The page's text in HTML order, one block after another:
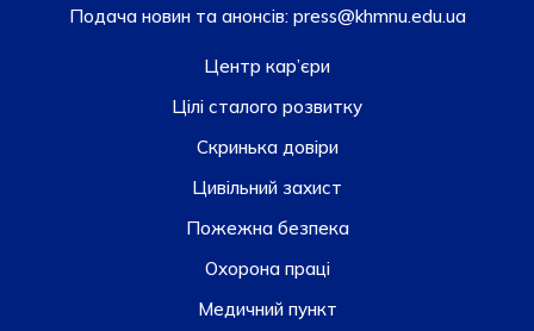
Подача новин та анонсів:press@khmnu.edu.ua
Центр кар’єри
Цілі сталого розвитку
Скринька довiри
Цивільний захист
Пожежна безпека
Охорона праці
Медичний пункт